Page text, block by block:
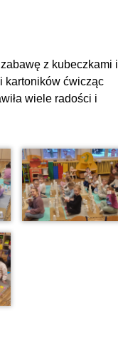
z kubeczkami i
kartoników ćwicząc
wiele radości i